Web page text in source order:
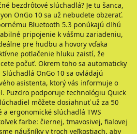
bezdrôtové slúchadlá? Je tu šanca,
OnGo 10 sa už nebudete obzerať.
Bluetooth 5.3 ponúkajú dlhú
pripojenie k vášmu zariadeniu,
pre hudbu a hovory vďaka
potlačenie hluku zaistí, že
počuť. Okrem toho sa automaticky
OnGo 10 sa ovládajú
asistenta, ktorý vás informuje o
Puzdro podporuje technológiu Quick
môžete dosiahnuť už za 50
ergonomické slúchadlá TWS
farbe: čiernej, tmavosivej, fialovej
náušníky v troch veľkostiach, aby